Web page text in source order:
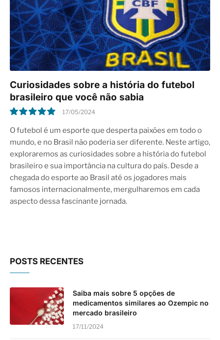
Curiosidades sobre a história do futebol
brasileiro que você não sabia
10.0
17/05/2024
O futebol é um esporte que desperta paixões em todo o
mundo, e no Brasil não poderia ser diferente. Neste artigo,
exploraremos as curiosidades sobre a história do futebol
brasileiro e sua importância na cultura do país. Desde a
chegada do esporte ao Brasil até os jogadores mais
famosos internacionalmente, mergulharemos em cada
aspecto dessa fascinante jornada.
POSTS RECENTES
Saiba mais sobre 5 opções de
medicamentos similares ao Ozempic no
mercado brasileiro
17/11/2024